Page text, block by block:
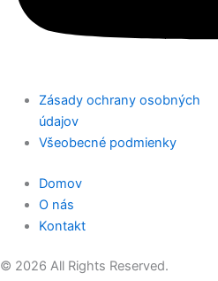
Zásady ochrany osobných
údajov
Všeobecné podmienky
Domov
O nás
Kontakt
© 2026 All Rights Reserved.